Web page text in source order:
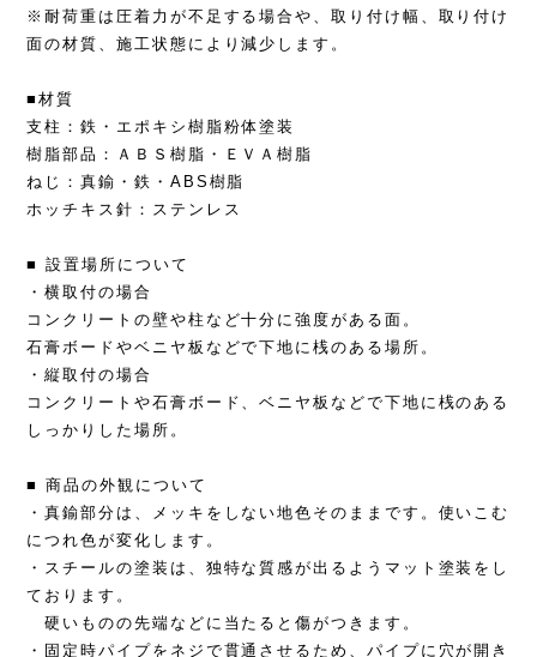
※耐荷重は圧着力が不足する場合や、取り付け幅、取り付け
面の材質、施工状態により減少します。
■材質
支柱：鉄・エポキシ樹脂粉体塗装
樹脂部品：ＡＢＳ樹脂・ＥＶＡ樹脂
ねじ：真鍮・鉄・ABS樹脂
ホッチキス針：ステンレス
■ 設置場所について
・横取付の場合
コンクリートの壁や柱など十分に強度がある面。
石膏ボードやベニヤ板などで下地に桟のある場所。
・縦取付の場合
コンクリートや石膏ボード、ベニヤ板などで下地に桟のある
しっかりした場所。
■ 商品の外観について
・真鍮部分は、メッキをしない地色そのままです。使いこむ
につれ色が変化します。
・スチールの塗装は、独特な質感が出るようマット塗装をし
ております。
硬いものの先端などに当たると傷がつきます。
・固定時パイプをネジで貫通させるため、パイプに穴が開き